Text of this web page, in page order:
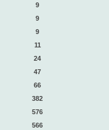
9
9
9
11
24
47
66
382
576
566